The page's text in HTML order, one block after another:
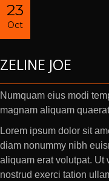
23
Oct
ZELINE JOE
Numquam eius modi
magnam aliquam
Lorem ipsum dolor sit
diam nonummy nibh
aliquam erat volutpat. Ut
nostrud exerci tation